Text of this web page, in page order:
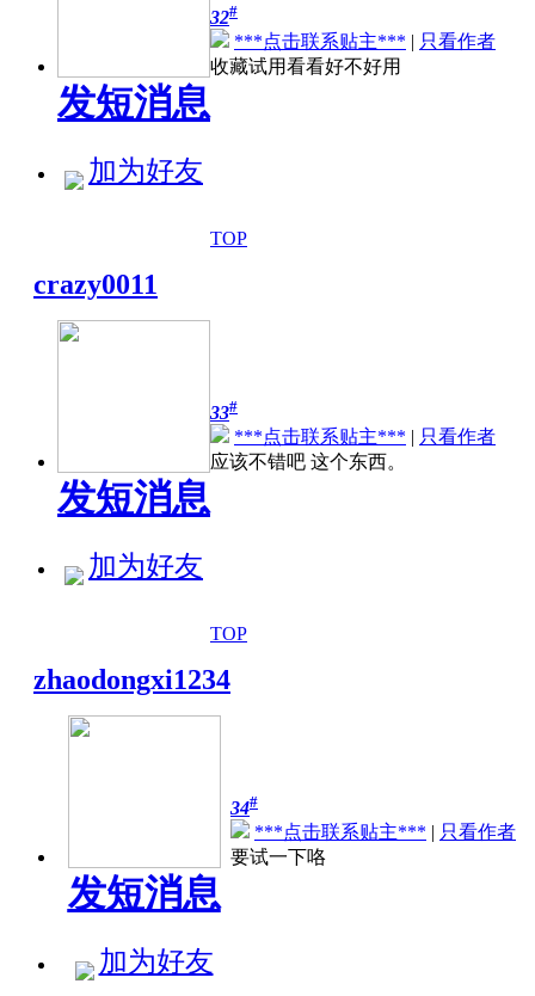
发短消息
加为好友
32#
***点击联系贴主*** | 只看作者
收藏试用看看好不好用
TOP
crazy0011
发短消息
加为好友
33#
***点击联系贴主*** | 只看作者
应该不错吧 这个东西。
TOP
zhaodongxi1234
发短消息
加为好友
34#
***点击联系贴主*** | 只看作者
要试一下咯